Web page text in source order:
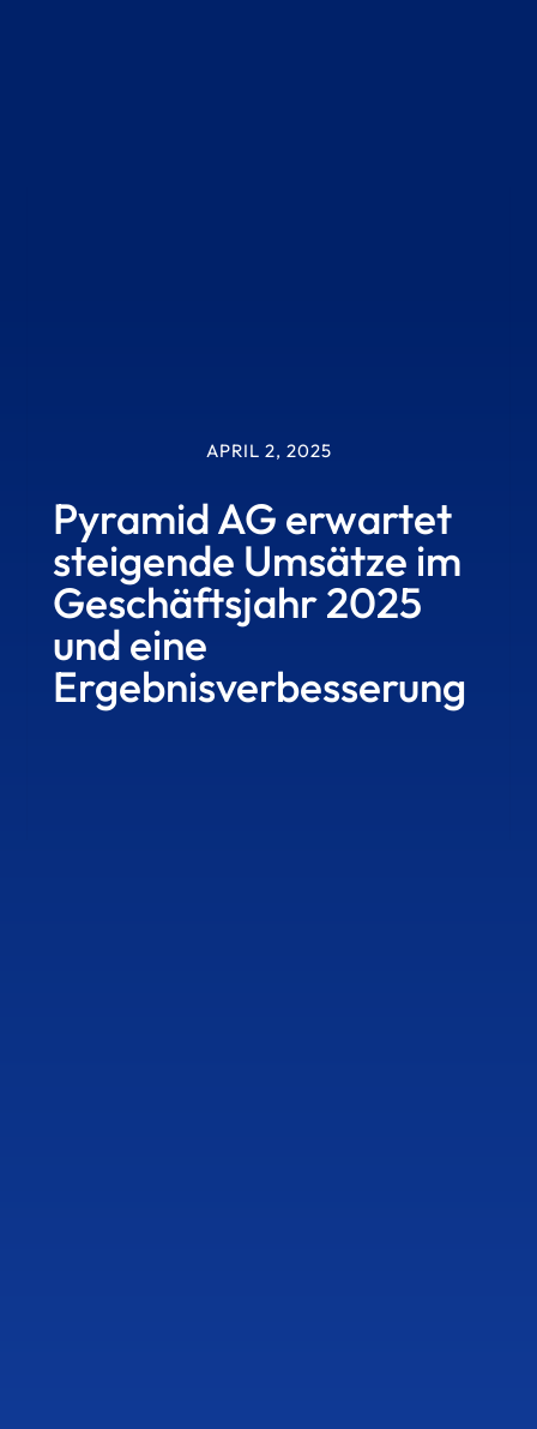
APRIL 2, 2025
Pyramid AG erwartet
steigende Umsätze im
Geschäftsjahr 2025
und eine
Ergebnisverbesserung